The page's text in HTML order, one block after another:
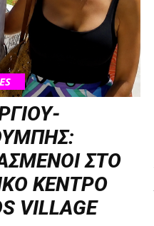
ΣΤΟ
ΚΕΝΤΡΟ
VILLAGE